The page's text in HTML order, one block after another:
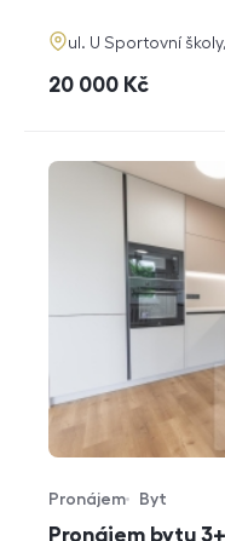
adresa
ul. U Sportovní
cena
20 000 Kč
Pronájem bytu
Typ nabídky
Pronájem
Typ nemovitosti
Byt